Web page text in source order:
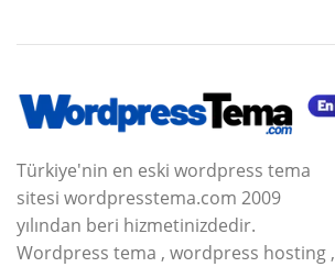
Türkiye'nin en eski wordpress tema
sitesi wordpresstema.com 2009
yılından beri hizmetinizdedir.
Wordpress tema , wordpress hosting ,